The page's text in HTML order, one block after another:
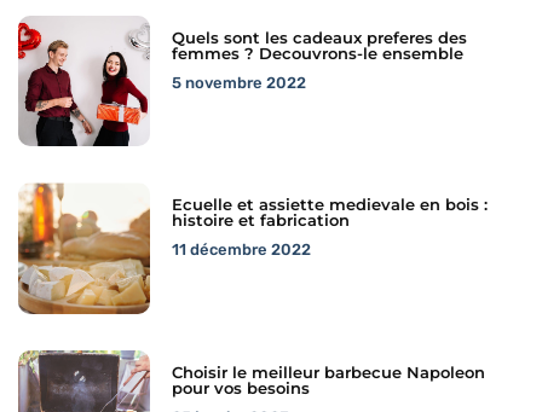
Quels sont les cadeaux preferes des
femmes ? Decouvrons-le ensemble
5 novembre 2022
Ecuelle et assiette medievale en bois :
histoire et fabrication
11 décembre 2022
Choisir le meilleur barbecue Napoleon
pour vos besoins